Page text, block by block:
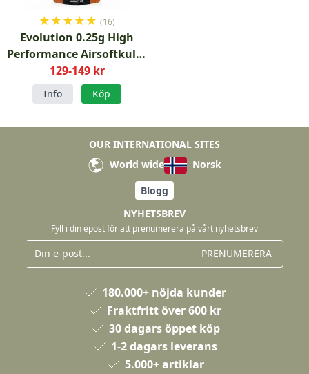
★★★★★ (16)
Evolution 0.25g High
Performance Airsoftkulor
Bio 1kg
129-149 kr
Info Köp
OUR INTERNATIONAL SITES
World wide
Norsk
Blogg
NYHETSBREV
Fyll i din epost för att prenumerera på vårt nyhetsbrev
PRENUMERERA
180.000+ nöjda kunder
Fraktfritt över 600 kr
30 dagars öppet köp
1-2 dagars leverans
5.000+ artiklar